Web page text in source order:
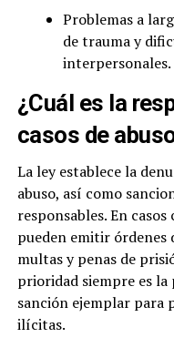
Problemas a
de trauma y
interpersonales.
¿Cuál es la
casos de
La ley establece la
abuso, así como
responsables. En
pueden emitir órdenes
multas y penas de
prioridad siempre es
sanción ejemplar para
ilícitas.